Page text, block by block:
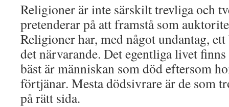
Religioner är inte särskilt trevliga och
pretenderar på att framstå som
Religioner har, med något undantag,
det närvarande. Det egentliga livet finns
bäst är människan som död eftersom
förtjänar. Mesta dödsivrare är de som
på rätt sida.